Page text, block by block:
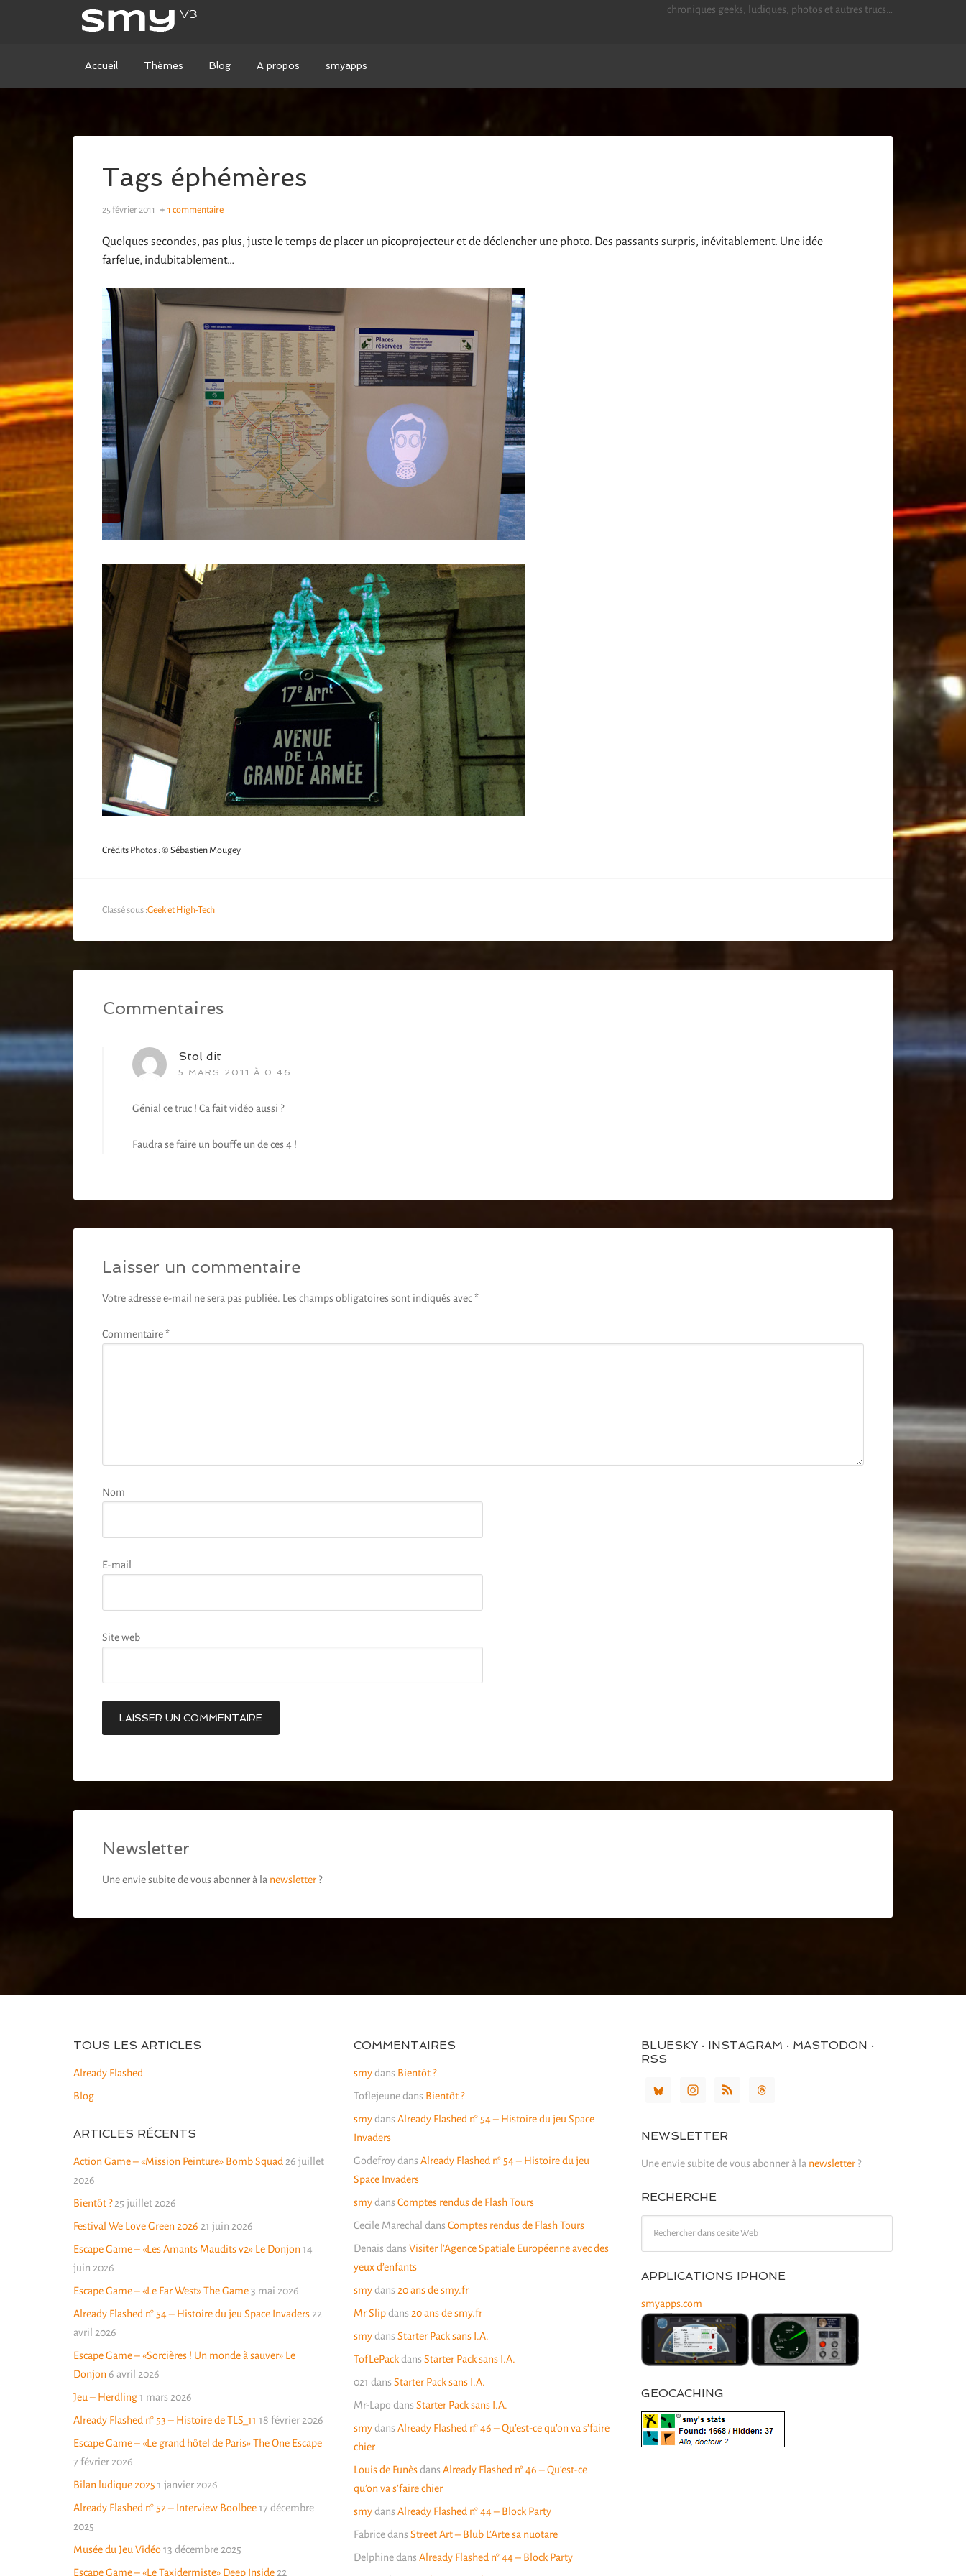
chroniques geeks, ludiques, photos et autres trucs…
Accueil Thèmes Blog A propos smyapps
Tags éphémères
25 février 2011 1 commentaire
Quelques secondes, pas plus, juste le temps de placer un picoprojecteur et de déclencher une photo. Des passants surpris, inévitablement. Une idée
farfelue, indubitablement…
Crédits Photos : © Sébastien Mougey
Classé sous :Geek et High-Tech
Commentaires
Stol dit
5 MARS 2011 À 0:46
Génial ce truc ! Ca fait vidéo aussi ?
Faudra se faire un bouffe un de ces 4 !
Laisser un commentaire
Votre adresse e-mail ne sera pas publiée. Les champs obligatoires sont indiqués avec*
Commentaire*
Nom
E-mail
Site web
Newsletter
Une envie subite de vous abonner à la newsletter ?
TOUS LES ARTICLES
Already Flashed
Blog
ARTICLES RÉCENTS
Action Game – «Mission Peinture» Bomb Squad26 juillet
2026
Bientôt ?25 juillet 2026
Festival We Love Green 2026 21 juin 2026
Escape Game – «Les Amants Maudits v2» Le Donjon14
juin 2026
Escape Game – «Le Far West» The Game3 mai 2026
Already Flashed n° 54 – Histoire du jeu Space Invaders22
avril 2026
Escape Game – «Sorcières ! Un monde à sauver» Le
Donjon6 avril 2026
Jeu – Herdling1 mars 2026
Already Flashed n° 53 – Histoire de TLS_11 18 février 2026
Escape Game – «Le grand hôtel de Paris» The One Escape
7 février 2026
Bilan ludique 2025 1 janvier 2026
Already Flashed n° 52 – Interview Boolbee17 décembre
2025
Musée du Jeu Vidéo13 décembre 2025
Escape Game – «Le Taxidermiste» Deep Inside22
COMMENTAIRES
smydans Bientôt ?
Toflejeunedans Bientôt ?
smydans Already Flashed n° 54 – Histoire du jeu Space
Invaders
Godefroydans Already Flashed n° 54 – Histoire du jeu
Space Invaders
smydans Comptes rendus de Flash Tours
Cecile Marechal dans Comptes rendus de Flash Tours
Denais dans Visiter l’Agence Spatiale Européenne avec des
yeux d’enfants
smydans 20 ans de smy.fr
Mr Slipdans 20 ans de smy.fr
smydans Starter Pack sans I.A.
TofLePackdans Starter Pack sans I.A.
021 dans Starter Pack sans I.A.
Mr-Lapo dans Starter Pack sans I.A.
smydans Already Flashed n° 46 – Qu’est-ce qu’on va s’faire
chier
Louis de Funèsdans Already Flashed n° 46 – Qu’est-ce
qu’on va s’faire chier
smydans Already Flashed n° 44 – Block Party
Fabricedans Street Art – Blub L’Arte sa nuotare
Delphinedans Already Flashed n° 44 – Block Party
BLUESKY · INSTAGRAM · MASTODON ·
RSS
NEWSLETTER
Une envie subite de vous abonner à la newsletter ?
RECHERCHE
APPLICATIONS IPHONE
smyapps.com
GEOCACHING